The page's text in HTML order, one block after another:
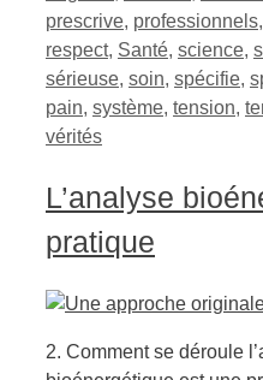
prescrive, professionnels,
respect, Santé, science,
sérieuse, soin, spécifie,
pain, système, tension,
vérités
L’analyse
pratique
2. Comment se déroule